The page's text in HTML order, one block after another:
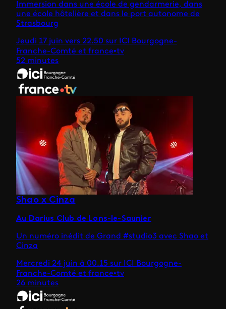
Immersion dans une école de gendarmerie, dans
une école hôtelière et dans le port autonome de
Strasbourg
Jeudi 17 juin vers 22.50 sur ICI Bourgogne-
Franche-Comté et france•tv
52 minutes
Shao x Cinza
Au Darius Club de Lons-le-Saunier
Un numéro inédit de Grand #studio3 avec Shao et
Cinza
Mercredi 24 juin à 00.15 sur ICI Bourgogne-
Franche-Comté et france•tv
26 minutes